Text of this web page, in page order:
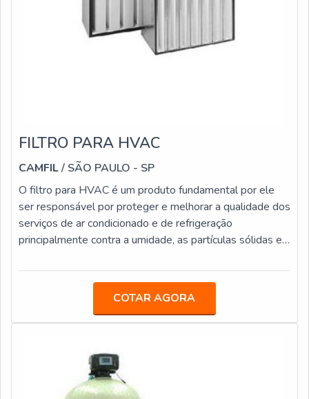
FILTRO PARA HVAC
CAMFIL/ SÃO PAULO - SP
O filtro para HVAC é um produto fundamental por ele
ser responsável por proteger e melhorar a qualidade dos
serviços de ar condicionado e de refrigeração
principalmente contra a umidade, as partículas sólidas e
as instalações ficam melhores protegidas contra
FUNDAMENTAIS SOBRE O PRODUTOCom a
eliminação destes tipos de problemas, as instalações
COTAR AGORA